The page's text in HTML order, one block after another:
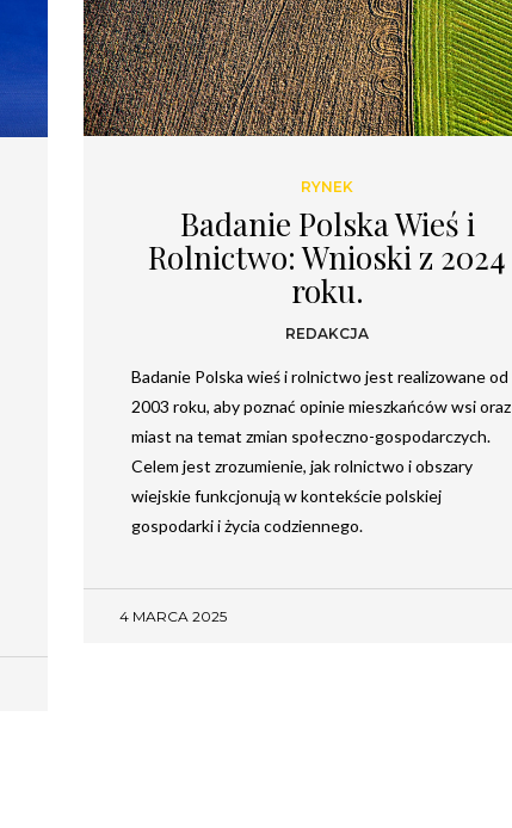
RYNEK
Badanie Polska Wieś i
Rolnictwo: Wnioski z 2024
roku.
REDAKCJA
Badanie Polska wieś i rolnictwo jest realizowane od
2003 roku, aby poznać opinie mieszkańców wsi oraz
miast na temat zmian społeczno-gospodarczych.
Celem jest zrozumienie, jak rolnictwo i obszary
wiejskie funkcjonują w kontekście polskiej
gospodarki i życia codziennego.
4 MARCA 2025
Newsletter
Chcesz być na bieżąco? Zostaw swój e-mail, a raz
w tygodniu prześlemy Ci nasze najlepsze artykuły!
Twoje dane osobowe będą przetwarzane zgodnie
zPolityką prywatności